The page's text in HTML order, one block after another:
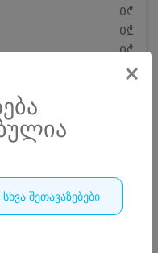
×
შეთავაზებები
0₾
0₾
0₾
419